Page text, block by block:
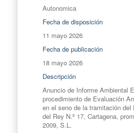
Autonomica
Fecha de disposición
11 mayo 2026
Fecha de publicación
18 mayo 2026
Descripción
Anuncio de Informe Ambiental
procedimiento de Evaluación
en el seno de la tramitación
del Rey N.º 17, Cartagena,
2009, S.L.